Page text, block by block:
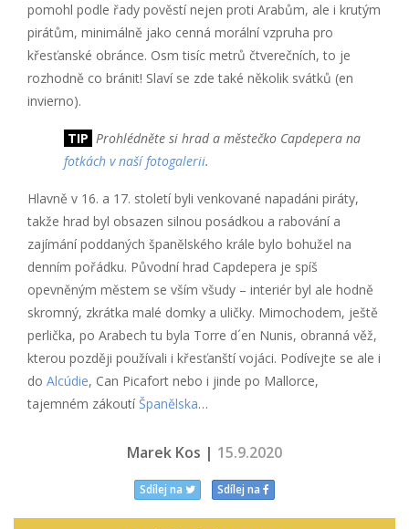
pomohl podle řady pověstí nejen proti Arabům, ale i krutým
pirátům, minimálně jako cenná morální vzpruha pro
křesťanské obránce. Osm tisíc metrů čtverečních, to je
rozhodně co bránit! Slaví se zde také několik svátků (en
invierno).
TIP Prohlédněte si hrad a městečko Capdepera na
fotkách v naší fotogalerii.
Hlavně v 16. a 17. století byli venkované napadáni piráty,
takže hrad byl obsazen silnou posádkou a rabování a
zajímání poddaných španělského krále bylo bohužel na
denním pořádku. Původní hrad Capdepera je spíš
opevněným městem se vším všudy – interiér byl ale hodně
skromný, zkrátka malé domky a uličky. Mimochodem, ještě
perlička, po Arabech tu byla Torre d´en Nunis, obranná věž,
kterou později používali i křesťanští vojáci. Podívejte se ale i
do Alcúdie, Can Picafort nebo i jinde po Mallorce,
tajemném zákoutíŠpanělska…
Marek Kos | 15.9.2020
Sdílej na Sdílej na